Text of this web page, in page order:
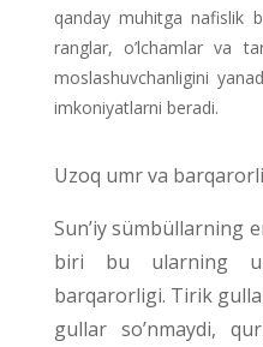
qanday muhitga nafislik
ranglar, o’lchamlar va
moslashuvchanligini
imkoniyatlarni beradi.
Uzoq umr va
Sun’iy sümbüllarning
biri bu ularning
barqarorligi. Tirik
gullar so’nmaydi,